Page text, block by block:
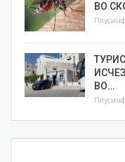
ВО
ВО…